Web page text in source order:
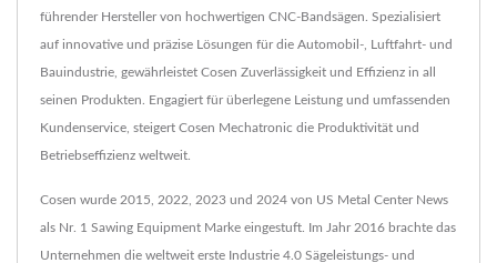
führender Hersteller von hochwertigen CNC-Bandsägen. Spezialisiert
auf innovative und präzise Lösungen für die Automobil-, Luftfahrt- und
Bauindustrie, gewährleistet Cosen Zuverlässigkeit und Effizienz in all
seinen Produkten. Engagiert für überlegene Leistung und umfassenden
Kundenservice, steigert Cosen Mechatronic die Produktivität und
Betriebseffizienz weltweit.
Cosen wurde 2015, 2022, 2023 und 2024 von US Metal Center News
als Nr. 1 Sawing Equipment Marke eingestuft. Im Jahr 2016 brachte das
Unternehmen die weltweit erste Industrie 4.0 Sägeleistungs- und